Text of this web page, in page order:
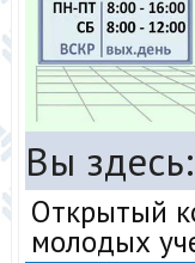
Вы здесь:
Открытый
молодых